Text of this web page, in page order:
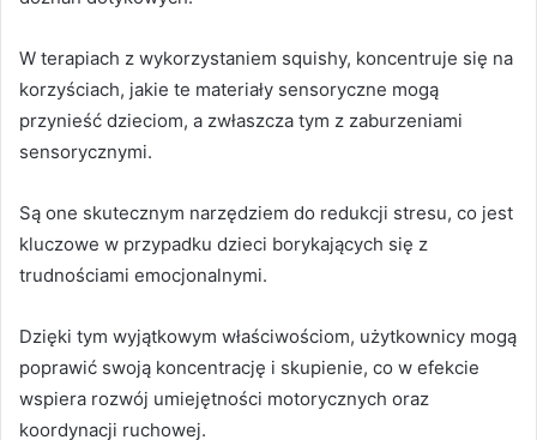
W terapiach z wykorzystaniem squishy, koncentruje się na
korzyściach, jakie te materiały sensoryczne mogą
przynieść dzieciom, a zwłaszcza tym z zaburzeniami
sensorycznymi.
Są one skutecznym narzędziem do redukcji stresu, co jest
kluczowe w przypadku dzieci borykających się z
trudnościami emocjonalnymi.
Dzięki tym wyjątkowym właściwościom, użytkownicy mogą
poprawić swoją koncentrację i skupienie, co w efekcie
wspiera rozwój umiejętności motorycznych oraz
koordynacji ruchowej.